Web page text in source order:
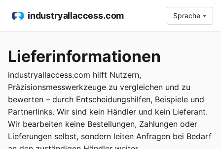
industryallaccess.com Sprache
Lieferinformationen
industryallaccess.com hilft Nutzern,
Präzisionsmesswerkzeuge zu vergleichen und zu
bewerten – durch Entscheidungshilfen, Beispiele und
Partnerlinks. Wir sind kein Händler und kein Lieferant.
Wir bearbeiten keine Bestellungen, Zahlungen oder
Lieferungen selbst, sondern leiten Anfragen bei Bedarf